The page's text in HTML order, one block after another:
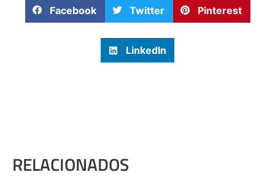
Facebook Twitter Pinterest
LinkedIn
RELACIONADOS